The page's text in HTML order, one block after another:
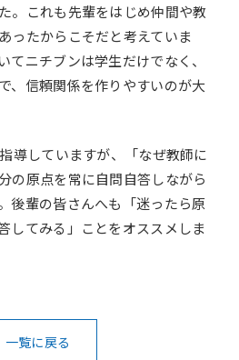
。これも先輩をはじめ仲間や教
ったからこそだと考えていま
てニチブンは学生だけでなく、
、信頼関係を作りやすいのが大
導していますが、「なぜ教師に
の原点を常に自問自答しながら
後輩の皆さんへも「迷ったら原
してみる」ことをオススメしま
一覧に戻る